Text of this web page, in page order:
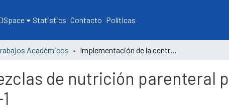
Statistics Contacto Políticas
Académicos Implementación de la central de mezclas de nutrición parenteral para pacientes críticos en un hospital III-1
de nutrición parenteral